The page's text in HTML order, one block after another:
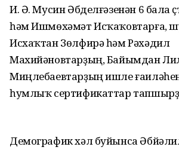
И. Ә. Мусин Әбделғәзенән 6 бала
һәм Ишмөхәмәт Исҡаҡовтарға,
Исхаҡтан Зөлфирә һәм Рәхәдил
Махийәновтарҙың, Байымдан
Миңлебаевтарҙың ишле
һумлыҡ сертификаттар
Демографик хәл буйынса